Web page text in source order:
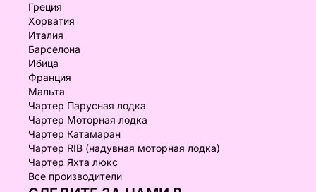
Греция
Хорватия
Италия
Барселона
Ибица
Франция
Мальта
Чартер Парусная лодка
Чартер Моторная лодка
Чартер Катамаран
Чартер RIB (надувная моторная лодка)
Чартер Яхта люкс
Все производители